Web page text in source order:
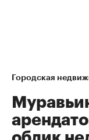
Городская